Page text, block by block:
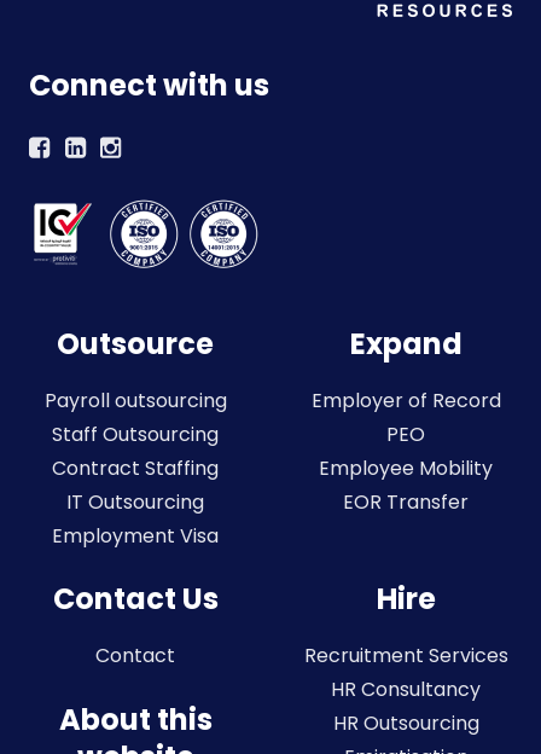
Connect with us
Expand
Employer of Record
PEO
Employee Mobility
EOR Transfer
Outsource
Payroll outsourcing
Staff Outsourcing
Contract Staffing
IT Outsourcing
Employment Visa
Hire
Recruitment Services
HR Consultancy
HR Outsourcing
Contact Us
Contact
About this